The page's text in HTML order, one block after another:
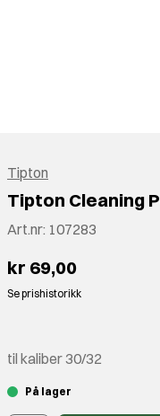
Tipton
Tipton Cleaning
Art.nr: 107283
kr 69,00
Se prishistorikk
til kaliber 30/32
På lager